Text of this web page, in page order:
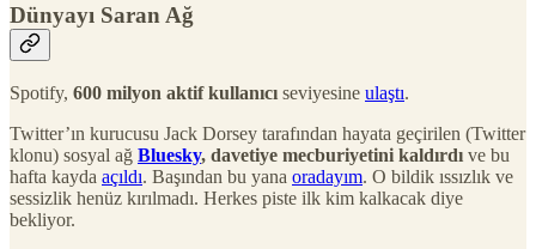
Dünyayı Saran Ağ
Spotify, 600 milyon aktif kullanıcı seviyesine ulaştı.
Twitter’ın kurucusu Jack Dorsey tarafından hayata geçirilen (Twitter
klonu) sosyal ağ Bluesky, davetiye mecburiyetini kaldırdı ve bu
hafta kayda açıldı. Başından bu yana oradayım. O bildik ıssızlık ve
sessizlik henüz kırılmadı. Herkes piste ilk kim kalkacak diye
bekliyor.